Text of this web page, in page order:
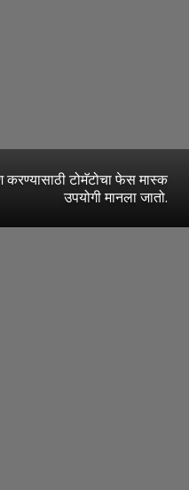
टोमॅटोचा फेस मास्क
उपयोगी मानला जातो.